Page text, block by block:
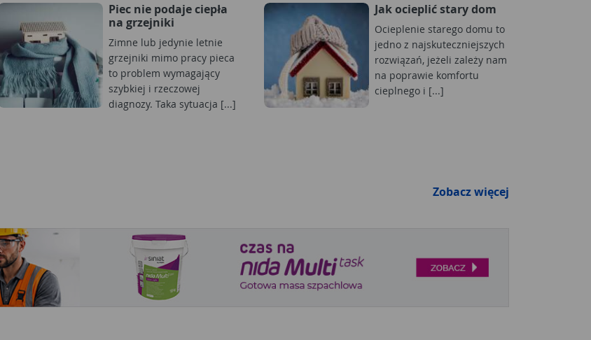
Piec nie podaje ciepła
na grzejniki
Zimne lub jedynie letnie
grzejniki mimo pracy pieca
to problem wymagający
szybkiej i rzeczowej
diagnozy. Taka sytuacja [...]
Jak ocieplić stary dom
Ocieplenie starego domu to
jedno z najskuteczniejszych
rozwiązań, jeżeli zależy nam
na poprawie komfortu
cieplnego i [...]
Zobacz więcej